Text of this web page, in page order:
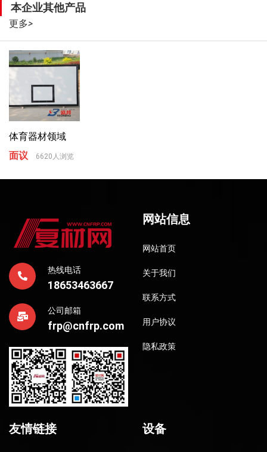
本企业其他产品
更多>
体育器材领域
面议
6620人浏览
热线电话
18653463667
公司邮箱
frp@cnfrp.com
网站信息
网站首页
关于我们
联系方式
用户协议
隐私政策
友情链接 设备